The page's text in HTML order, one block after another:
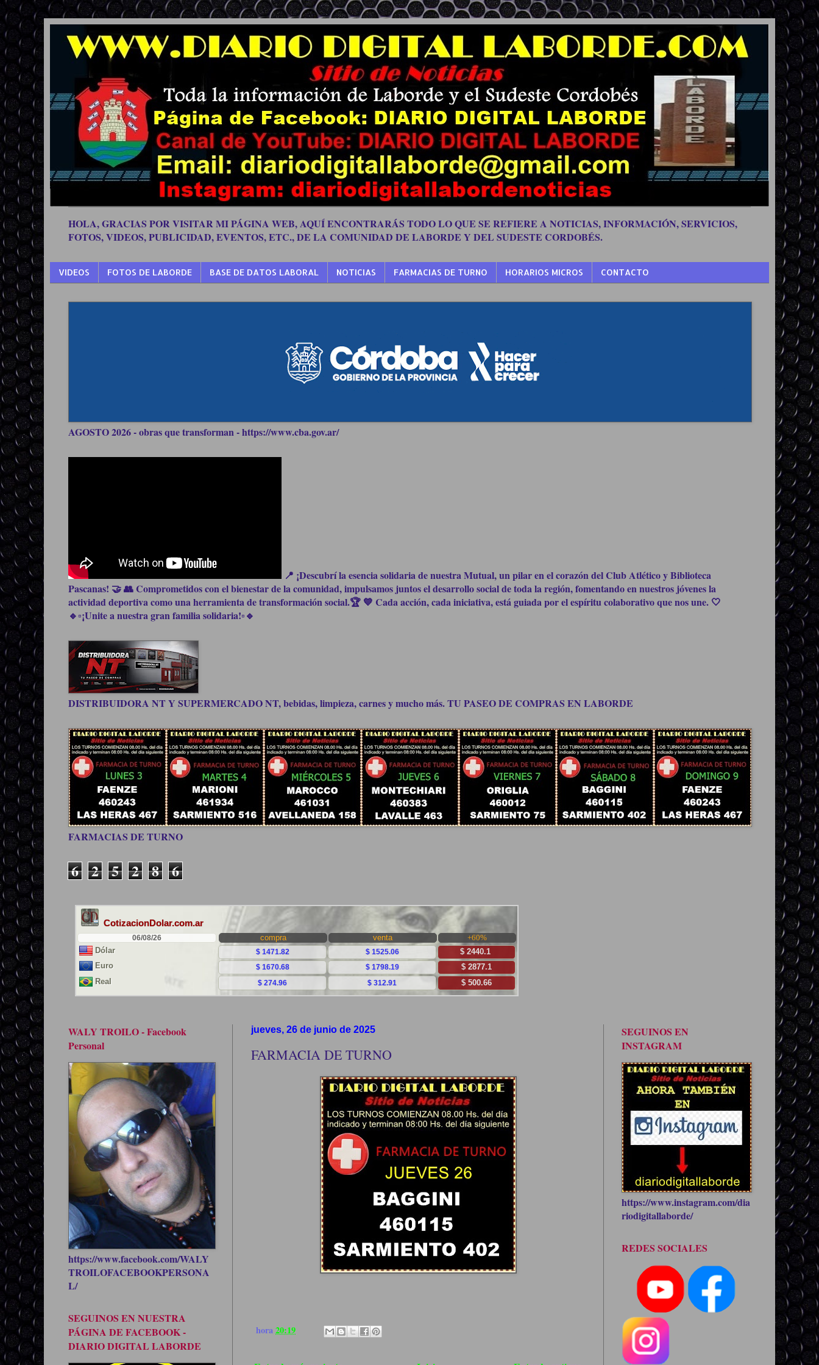
HOLA, GRACIAS POR VISITAR MI PÁGINA WEB, AQUÍ ENCONTRARÁS TODO LO QUE SE REFIERE A NOTICIAS, INFORMACIÓN, SERVICIOS,
FOTOS, VIDEOS, PUBLICIDAD, EVENTOS, ETC., DE LA COMUNIDAD DE LABORDE Y DEL SUDESTE CORDOBÉS.
VIDEOS FOTOS DE LABORDE BASE DE DATOS LABORAL NOTICIAS FARMACIAS DE TURNO HORARIOS MICROS CONTACTO
AGOSTO 2026 - obras que transforman - https://www.cba.gov.ar/
📍 ¡Descubrí la esencia solidaria de nuestra Mutual, un pilar en el corazón del Club Atlético y Biblioteca
Pascanas! 🤝 👥 Comprometidos con el bienestar de la comunidad, impulsamos juntos el desarrollo social de toda la región, fomentando en nuestros jóvenes la
actividad deportiva como una herramienta de transformación social.🏆 💙 Cada acción, cada iniciativa, está guiada por el espíritu colaborativo que nos une. 🤍
🔹▫️¡Unite a nuestra gran familia solidaria!▫️🔹
DISTRIBUIDORA NT Y SUPERMERCADO NT, bebidas, limpieza, carnes y mucho más. TU PASEO DE COMPRAS EN LABORDE
FARMACIAS DE TURNO
6 2 5 2 8 6
jueves, 26 de junio de 2025
FARMACIA DE TURNO
hora20:19
WALY TROILO - Facebook
Personal
https://www.facebook.com/WALY
TROILOFACEBOOKPERSONA
L/
SEGUINOS EN NUESTRA
PÁGINA DE FACEBOOK -
DIARIO DIGITAL LABORDE
SEGUINOS EN
INSTAGRAM
https://www.instagram.com/dia
riodigitallaborde/
REDES SOCIALES